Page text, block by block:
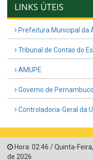
LINKS ÚTEIS
Prefeitura Municipal da
Tribunal de Contas do
AMUPE
Governo de Pernambuco
Controladoria-Geral da
Hora: 02:46 /Quinta-Feira,
de 2026